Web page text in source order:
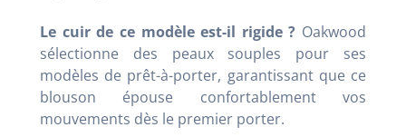
Le cuir de ce modèle est-il rigide ? Oakwood
sélectionne des peaux souples pour ses
modèles de prêt-à-porter, garantissant que ce
blouson épouse confortablement vos
mouvements dès le premier porter.